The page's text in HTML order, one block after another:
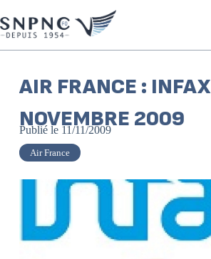
AIR FRANCE : INFAX
NOVEMBRE 2009
Publié le 11/11/2009
Air France